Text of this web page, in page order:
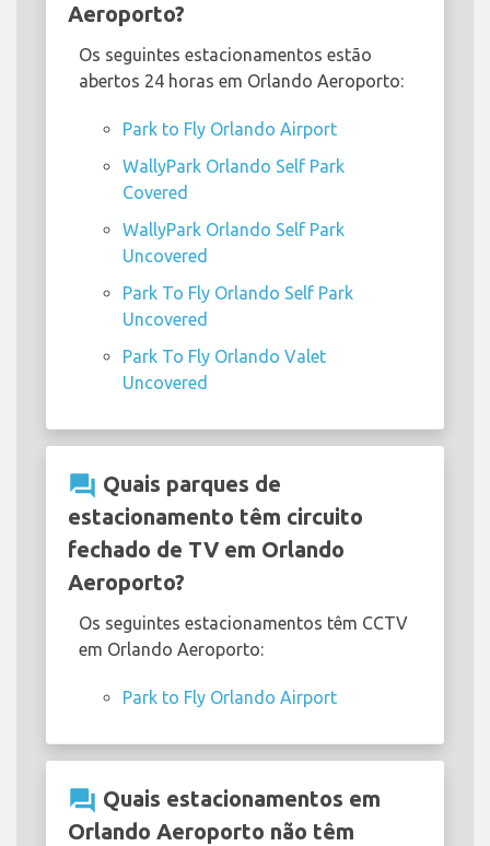
Aeroporto?
Os seguintes estacionamentos estão
abertos 24 horas em Orlando Aeroporto:
Park to Fly Orlando Airport
WallyPark Orlando Self Park
Covered
WallyPark Orlando Self Park
Uncovered
Park To Fly Orlando Self Park
Uncovered
Park To Fly Orlando Valet
Uncovered
question_answer Quais parques de
estacionamento têm circuito
fechado de TV em Orlando
Aeroporto?
Os seguintes estacionamentos têm CCTV
em Orlando Aeroporto:
Park to Fly Orlando Airport
question_answer Quais estacionamentos em
Orlando Aeroporto não têm